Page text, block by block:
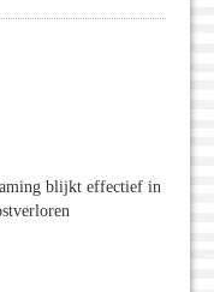
blijkt effectief in